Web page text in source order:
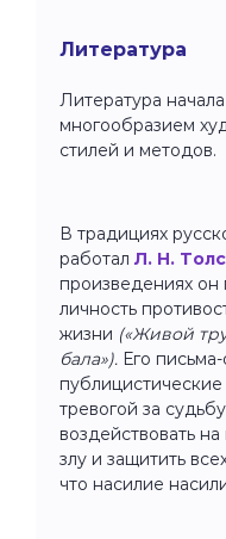
Литература
Литература
многообразием
стилей и методов.
В традициях
работал Л. Н.
произведениях он
личность
жизни («Живой
бала»). Его
тревогой за
воздействовать
злу и защитить
что насилие